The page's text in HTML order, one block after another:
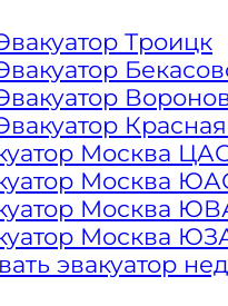
в
Троицк
Москва
Москва
Москва
Москва
эвакуатор